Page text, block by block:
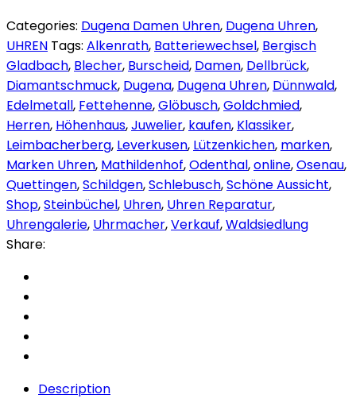
Categories: Dugena Damen Uhren, Dugena Uhren,
UHREN Tags: Alkenrath, Batteriewechsel, Bergisch
Gladbach, Blecher, Burscheid, Damen, Dellbrück,
Diamantschmuck, Dugena, Dugena Uhren, Dünnwald,
Edelmetall, Fettehenne,Glöbusch,Goldchmied,
Herren, Höhenhaus,Juwelier, kaufen, Klassiker,
Leimbacherberg, Leverkusen, Lützenkichen, marken,
Marken Uhren, Mathildenhof,Odenthal,online,Osenau,
Quettingen,Schildgen,Schlebusch,Schöne Aussicht,
Shop,Steinbüchel, Uhren, Uhren Reparatur,
Uhrengalerie, Uhrmacher,Verkauf,Waldsiedlung
Share:
Description